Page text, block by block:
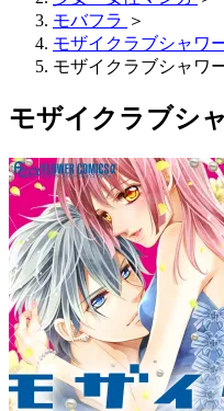
モバフラ ＞
モザイクラブシャワ
モザイクラブシャワ
モザイクラブシ